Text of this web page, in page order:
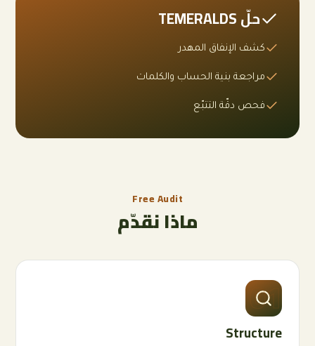
حلّ TEMERALDS
كشف الإنفاق المهدر
مراجعة بنية الحساب والكلمات
فحص دقّة التتبّع
Free Audit
ماذا نقدّم
01
Structure